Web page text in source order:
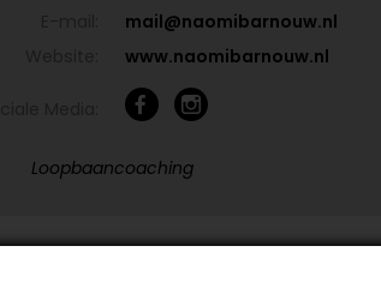
mail@naomibarnouw.nl
www.naomibarnouw.nl
Loopbaancoaching